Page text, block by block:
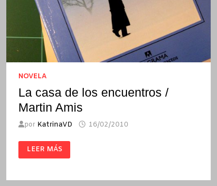
NOVELA
La casa de los encuentros /
Martin Amis
por KatrinaVD 16/02/2010
LA
CASA
DE
/
LEER MÁS